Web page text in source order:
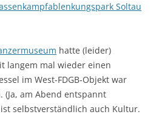
Soltau
hatte (leider)
langem mal wieder einen
im West-FDGB-Objekt war
(Ja, am Abend entspannt
selbstverständlich auch Kultur.